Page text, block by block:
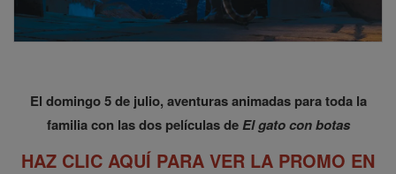
El domingo 5 de julio, aventuras animadas para toda la
familia con las dos películas deEl gato con botas
HAZ CLIC AQUÍ PARA VER LA PROMO EN